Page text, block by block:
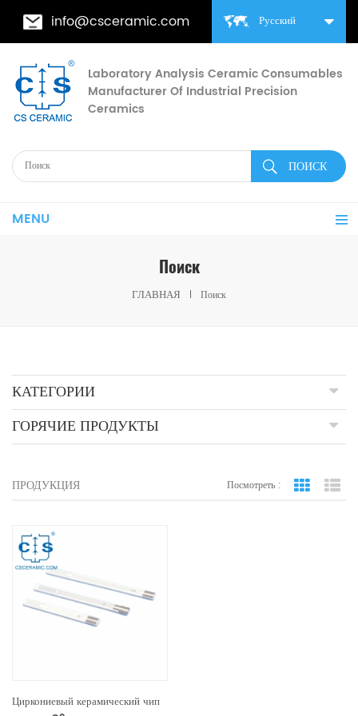
Русский
info@csceramic.com
Laboratory Analysis Ceramic Consumables
Manufacturer Of Industrial Precision
Ceramics
MENU
Поиск
ГЛАВНАЯ Поиск
КАТЕГОРИИ
ГОРЯЧИЕ ПРОДУКТЫ
ПРОДУКЦИЯ Посмотреть : вид сетки
Циркониевый керамический чип